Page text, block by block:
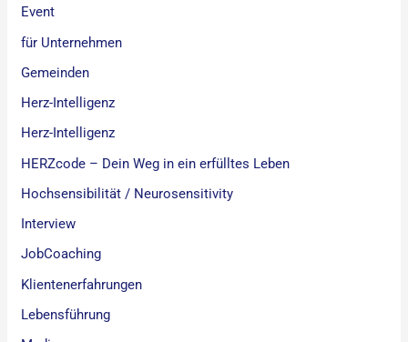
Event
für Unternehmen
Gemeinden
Herz-Intelligenz
Herz-Intelligenz
HERZcode – Dein Weg in ein erfülltes Leben
Hochsensibilität / Neurosensitivity
Interview
JobCoaching
Klientenerfahrungen
Lebensführung